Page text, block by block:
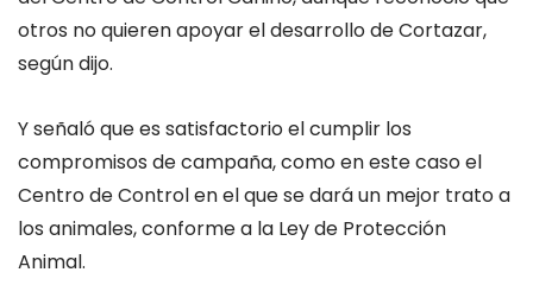
otros no quieren apoyar el desarrollo de Cortazar,
según dijo.
Y señaló que es satisfactorio el cumplir los
compromisos de campaña, como en este caso el
Centro de Control en el que se dará un mejor trato a
los animales, conforme a la Ley de Protección
Animal.